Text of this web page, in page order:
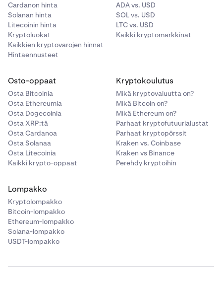
Cardanon hinta
Solanan hinta
Litecoinin hinta
Kryptoluokat
Kaikkien kryptovarojen hinnat
Hintaennusteet
ADA vs. USD
SOL vs. USD
LTC vs. USD
Kaikki kryptomarkkinat
Osto-oppaat
Osta Bitcoinia
Osta Ethereumia
Osta Dogecoinia
Osta XRP:tä
Osta Cardanoa
Osta Solanaa
Osta Litecoinia
Kaikki krypto-oppaat
Kryptokoulutus
Mikä kryptovaluutta on?
Mikä Bitcoin on?
Mikä Ethereum on?
Parhaat kryptofutuurialustat
Parhaat kryptopörssit
Kraken vs. Coinbase
Kraken vs Binance
Perehdy kryptoihin
Lompakko
Kryptolompakko
Bitcoin-lompakko
Ethereum-lompakko
Solana-lompakko
USDT-lompakko